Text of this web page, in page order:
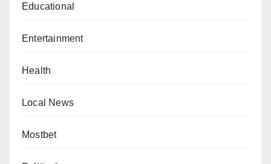
Educational
Entertainment
Health
Local News
Mostbet